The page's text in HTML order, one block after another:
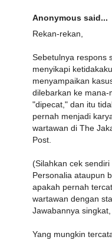
Anonymous said...
Rekan-rekan,
Sebetulnya respons
menyikapi
menyampaikan
dilebarkan ke mana-
"dipecat," dan itu
pernah menjadi
wartawan di The
Post.
(Silahkan cek
Personalia ataupun
apakah pernah
wartawan dengan
Jawabannya
Yang mungkin